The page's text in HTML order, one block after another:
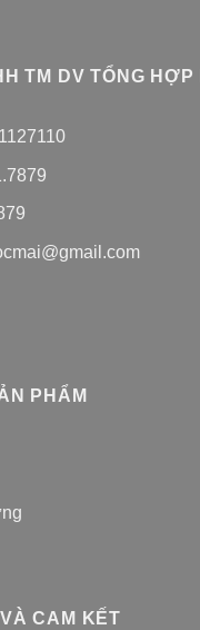
TM DV TỔNG HỢP
PHẨM
CAM KẾT